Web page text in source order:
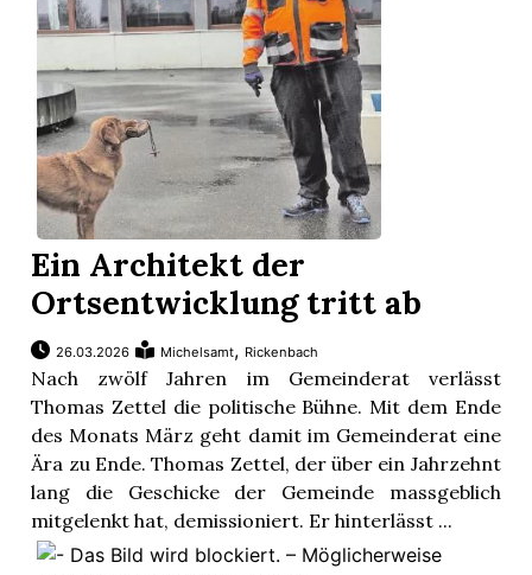
Ein Architekt der
Ortsentwicklung tritt ab
26.03.2026 Michelsamt, Rickenbach
Nach zwölf Jahren im Gemeinderat verlässt
Thomas Zettel die politische Bühne. Mit dem Ende
des Monats März geht damit im Gemeinderat eine
Ära zu Ende. Thomas Zettel, der über ein Jahrzehnt
lang die Geschicke der Gemeinde massgeblich
mitgelenkt hat, demissioniert. Er hinterlässt ...